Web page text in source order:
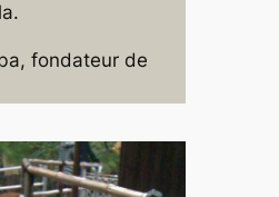
fondateur de